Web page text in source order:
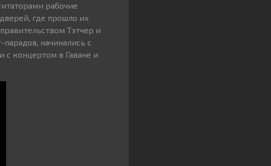
рабочие
где прошло их
Тэтчер и
начинались с
с концертом в Гаване и